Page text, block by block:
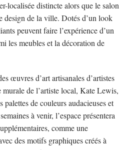
localisée distincte alors que le salon
design de la ville. Dotés d’un look
peuvent faire l’expérience d’un
les meubles et la décoration de
œuvres d’art artisanales d’artistes
de l’artiste local, Kate Lewis,
de couleurs audacieuses et
à venir, l’espace présentera
comme une
des motifs graphiques créés à